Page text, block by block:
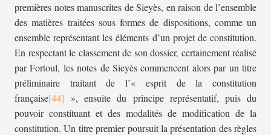
premières notes manuscrites de Sieyès, en raison de l’ensemble
des matières traitées sous formes de dispositions, comme un
ensemble représentant les éléments d’un projet de constitution.
En respectant le classement de son dossier, certainement réalisé
par Fortoul, les notes de Sieyès commencent alors par un titre
préliminaire traitant de l’« esprit de la constitution
française
», ensuite du principe représentatif, puis du
pouvoir constituant et des modalités de modification de la
constitution. Un titre premier poursuit la présentation des règles